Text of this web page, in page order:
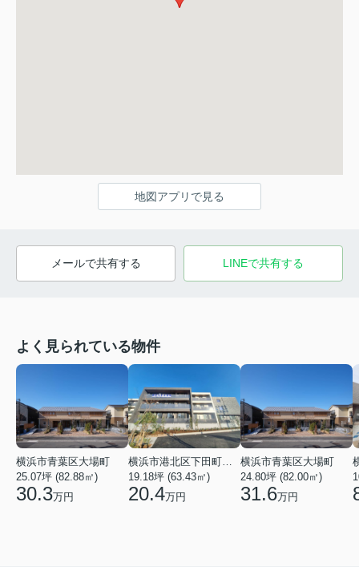
地図アプリで見る
メールで共有する LINEで共有する
よく見られている物件
横浜市青葉区大場町
25.07坪 (82.88㎡)
30.3万円
19.18坪 (63.43㎡)
20.4万円
横浜市青葉区大場町
24.80坪 (82.00㎡)
31.6万円